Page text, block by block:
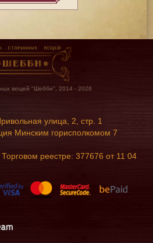
вещей "Шебби", 2014 - 2026
улица, 2, стр. 1
Минским горисполкомом 7
реестре: 377676 от 11 04